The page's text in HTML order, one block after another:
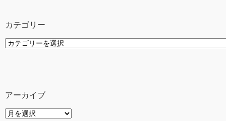
カテゴリー
カ
アーカイブ
ア